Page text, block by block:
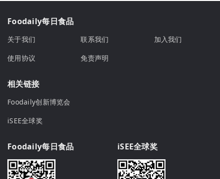
Foodaily每日食品
关于我们 联系我们
加入我们
使用协议
免责声明
相关链接
Foodaily创新博览会
iSEE全球奖
Foodaily每日食品 iSEE全球奖